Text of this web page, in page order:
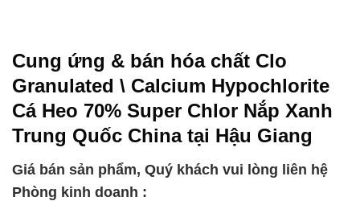
Cung ứng & bán hóa chất Clo
Granulated \ Calcium Hypochlorite
Cá Heo 70% Super Chlor Nắp Xanh
Trung Quốc China tại Hậu Giang
Giá bán sản phẩm, Quý khách vui lòng liên hệ
Phòng kinh doanh :